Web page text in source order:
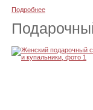
Подробнее